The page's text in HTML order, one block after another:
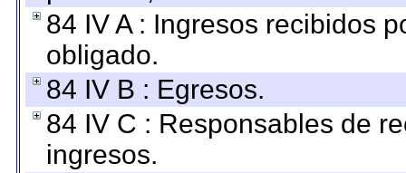
84 IV A : Ingresos recibidos
obligado.
84 IV B : Egresos.
84 IV C : Responsables de
ingresos.